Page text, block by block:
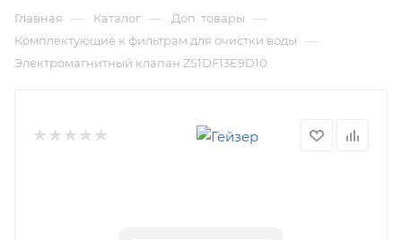
Главная — Каталог — Доп. товары —
Комплектующие к фильтрам для очистки воды —
Электромагнитный клапан ZS1DF13E9D10